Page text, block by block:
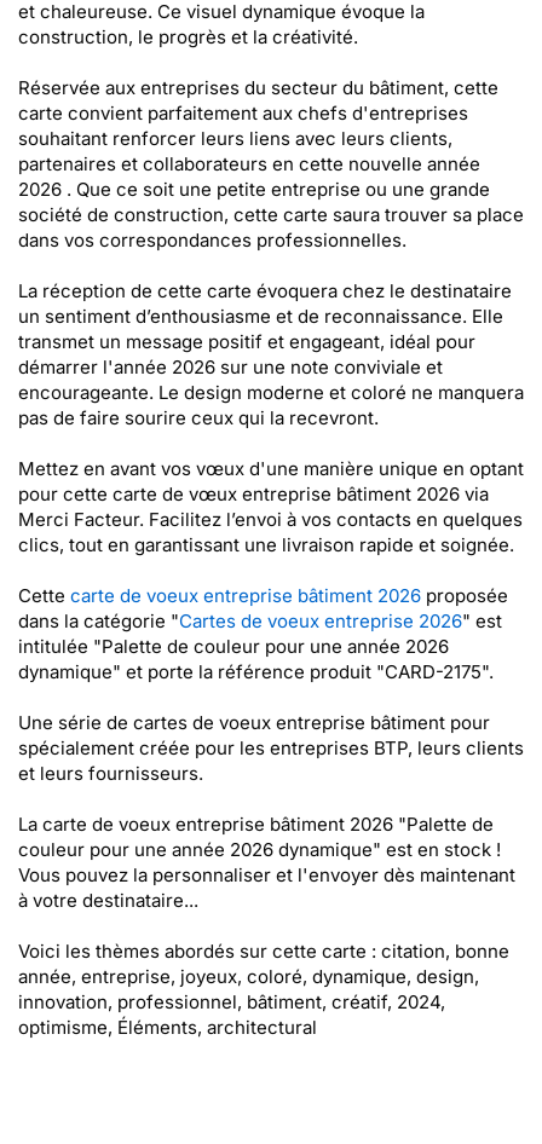
et chaleureuse. Ce visuel dynamique évoque la
construction, le progrès et la créativité.
Réservée aux entreprises du secteur du bâtiment, cette
carte convient parfaitement aux chefs d'entreprises
souhaitant renforcer leurs liens avec leurs clients,
partenaires et collaborateurs en cette nouvelle année
2026 . Que ce soit une petite entreprise ou une grande
société de construction, cette carte saura trouver sa place
dans vos correspondances professionnelles.
La réception de cette carte évoquera chez le destinataire
un sentiment d’enthousiasme et de reconnaissance. Elle
transmet un message positif et engageant, idéal pour
démarrer l'année 2026 sur une note conviviale et
encourageante. Le design moderne et coloré ne manquera
pas de faire sourire ceux qui la recevront.
Mettez en avant vos vœux d'une manière unique en optant
pour cette carte de vœux entreprise bâtiment 2026 via
Merci Facteur. Facilitez l’envoi à vos contacts en quelques
clics, tout en garantissant une livraison rapide et soignée.
Cette carte de voeux entreprise bâtiment 2026 proposée
dans la catégorie "Cartes de voeux entreprise 2026" est
intitulée "Palette de couleur pour une année 2026
dynamique" et porte la référence produit "CARD-2175".
Une série de cartes de voeux entreprise bâtiment pour
spécialement créée pour les entreprises BTP, leurs clients
et leurs fournisseurs.
La carte de voeux entreprise bâtiment 2026 "Palette de
couleur pour une année 2026 dynamique" est en stock !
Vous pouvez la personnaliser et l'envoyer dès maintenant
à votre destinataire...
Voici les thèmes abordés sur cette carte : citation, bonne
année, entreprise, joyeux, coloré, dynamique, design,
innovation, professionnel, bâtiment, créatif, 2024,
optimisme, Éléments, architectural